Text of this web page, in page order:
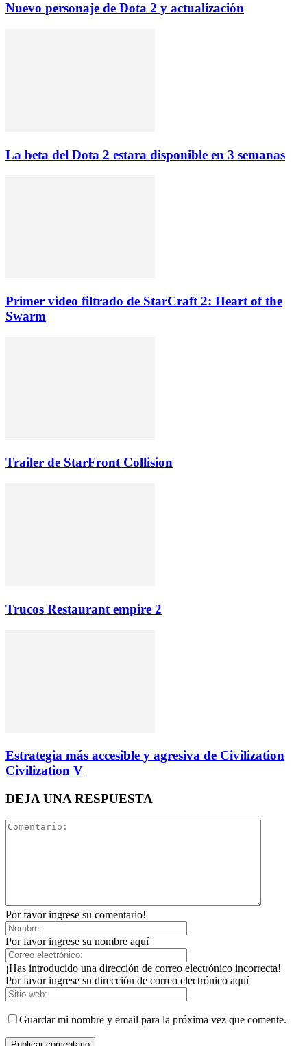
Nuevo personaje de Dota 2 y actualización
La beta del Dota 2 estara disponible en 3 semanas
Primer video filtrado de StarCraft 2: Heart of the
Swarm
Trailer de StarFront Collision
Trucos Restaurant empire 2
Estrategia más accesible y agresiva de Civilization
Civilization V
DEJA UNA RESPUESTA
Por favor ingrese su comentario!
Por favor ingrese su nombre aquí
¡Has introducido una dirección de correo electrónico incorrecta!
Por favor ingrese su dirección de correo electrónico aquí
Guardar mi nombre y email para la próxima vez que comente.